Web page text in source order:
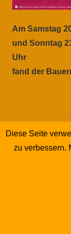
Am Samstag
und Sonntag
Uhr
fand der
Diese Seite
zu verbessern.